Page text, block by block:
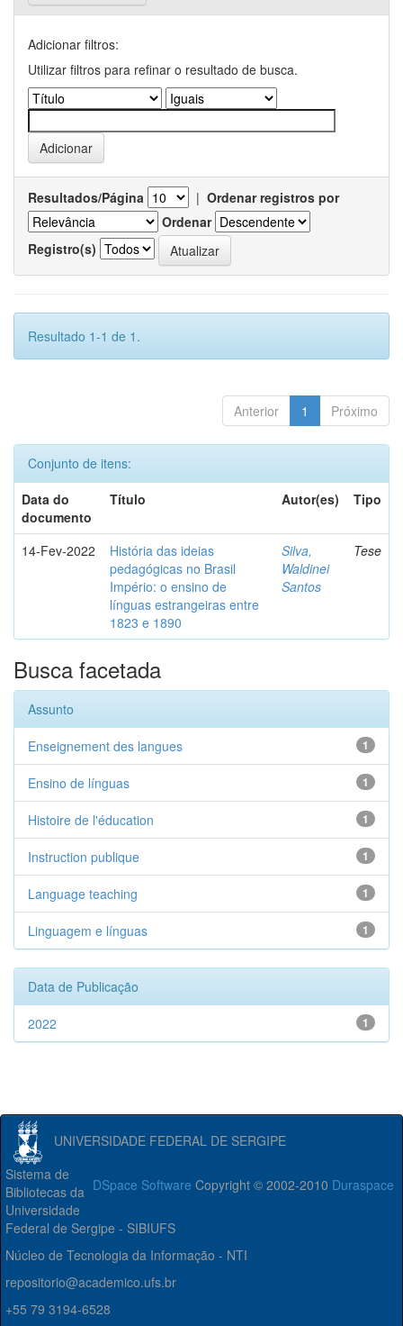
Adicionar filtros:
Utilizar filtros para refinar o resultado de busca.
Resultados/Página | Ordenar registros por
Ordenar
Registro(s)
Resultado 1-1 de 1.
Anterior 1 Próximo
Conjunto de itens:
Data do
documento
Título Autor(es) Tipo
14-Fev-2022
História das ideias
pedagógicas no Brasil
Império: o ensino de
línguas estrangeiras entre
1823 e 1890
Silva,
Waldinei
Santos
Tese
Busca facetada
Assunto
1
Enseignement des langues
1
Ensino de línguas
1
Histoire de l'éducation
1
Instruction publique
1
Language teaching
1
Linguagem e línguas
Data de Publicação
1
2022
UNIVERSIDADE FEDERAL DE SERGIPE
DSpace Software Copyright © 2002-2010 Duraspace
Sistema de
Bibliotecas da
Universidade
Federal de Sergipe - SIBIUFS
Núcleo de Tecnologia da Informação - NTI
repositorio@academico.ufs.br
+55 79 3194-6528